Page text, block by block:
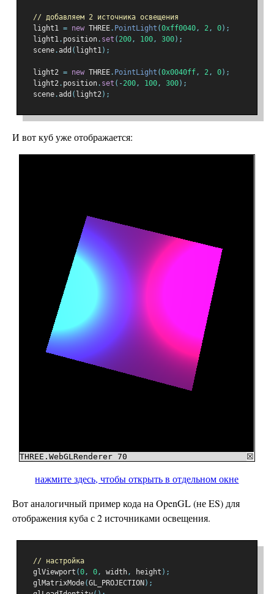
// добавляем 2 источника освещения
  light1
= new THREE. PointLight (0xff0040, 2, 0);
  light1
. position. set ( 200, 100, 300);
  scene
.add ( light1);
  light2
= new THREE. PointLight (0x0040ff, 2, 0);
  light2
. position. set (-200, 100, 300);
  scene
.add ( light2);
И вот куб уже отображается:
нажмите здесь, чтобы открыть в отдельном окне
Вот аналогичный пример кода на OpenGL (не ES) для
отображения куба с 2 источниками освещения.
// настройка
  glViewport
(0, 0, width, height );
  glMatrixMode
(GL_PROJECTION );